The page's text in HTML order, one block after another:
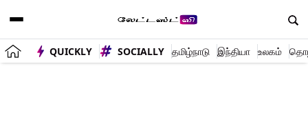
QUICKLY SOCIALLY தமிழ்நாடு இந்தியா உலகம்